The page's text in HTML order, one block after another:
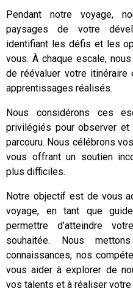
Pendant notre voyage,
paysages de votre
identifiant les défis et les
vous. À chaque escale,
de réévaluer votre
apprentissages réalisés.
Nous considérons ces
privilégiés pour observer et
parcouru. Nous célébrons
vous offrant un soutien
plus difficiles.
Notre objectif est de vous
voyage, en tant que
permettre d’atteindre
souhaitée. Nous
connaissances, nos
vous aider à explorer de
vos talents et à réaliser